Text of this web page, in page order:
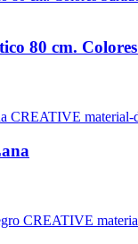
80 cm.